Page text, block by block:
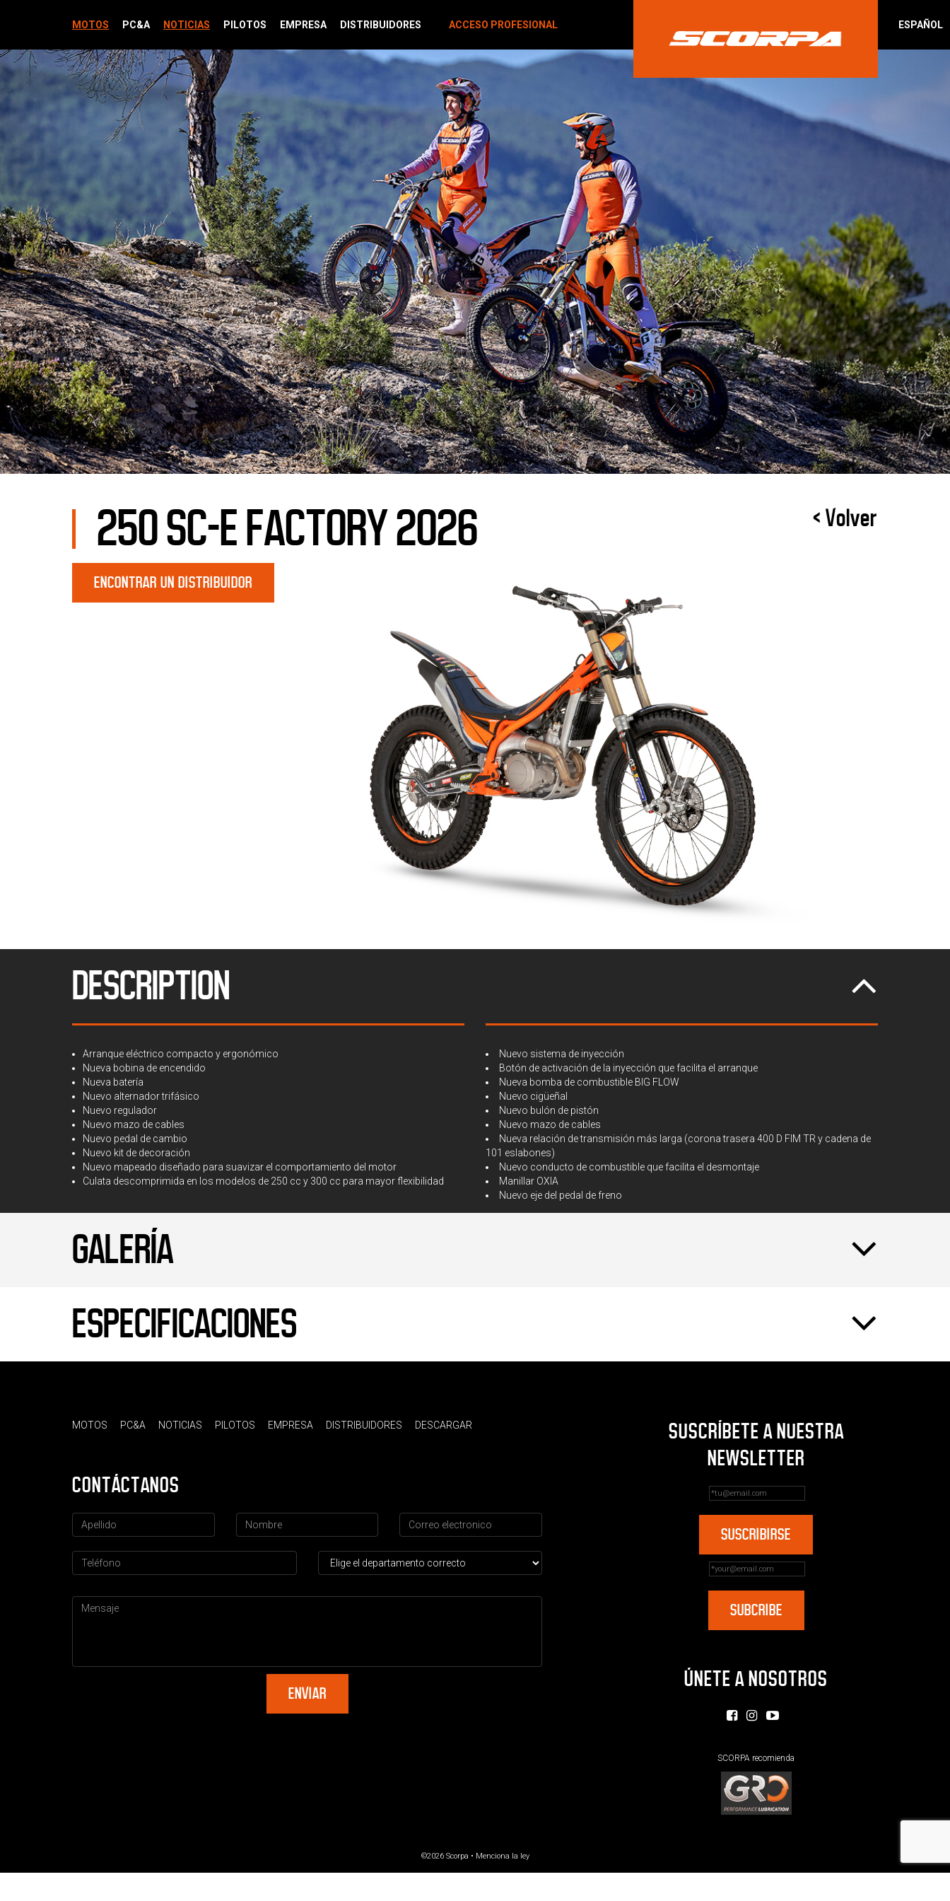
MOTOS PC&A NOTICIAS PILOTOS EMPRESA DISTRIBUIDORES ACCESO PROFESIONAL ESPAÑOL
250 SC-E FACTORY 2026 < Volver
ENCONTRAR UN DISTRIBUIDOR
DESCRIPTION
Arranque eléctrico compacto y ergonómico
Nueva bobina de encendido
Nueva batería
Nuevo alternador trifásico
Nuevo regulador
Nuevo mazo de cables
Nuevo pedal de cambio
Nuevo kit de decoración
Nuevo mapeado diseñado para suavizar el comportamiento del motor
Culata descomprimida en los modelos de 250 cc y 300 cc para mayor flexibilidad
Nuevo sistema de inyección
Botón de activación de la inyección que facilita el arranque
Nueva bomba de combustible BIG FLOW
Nuevo cigüeñal
Nuevo bulón de pistón
Nuevo mazo de cables
Nueva relación de transmisión más larga (corona trasera 400 D FIM TR y cadena de
101 eslabones)
Nuevo conducto de combustible que facilita el desmontaje
Manillar OXIA
Nuevo eje del pedal de freno
GALERÍA
ESPECIFICACIONES
MOTOS PC&A NOTICIAS PILOTOS EMPRESA DISTRIBUIDORES DESCARGAR
CONTÁCTANOS
SUSCRÍBETE A NUESTRA
NEWSLETTER
ÚNETE A NOSOTROS
SCORPA recomienda
©2026 Scorpa • Menciona la ley